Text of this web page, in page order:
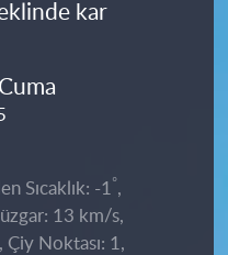
kar
Sıcaklık: -1 °,
13 km/s,
Çiy Noktası: 1,